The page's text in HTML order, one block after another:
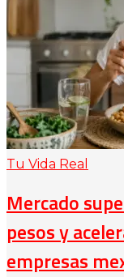
Tu Vida Real
Mercado
pesos y
empresas